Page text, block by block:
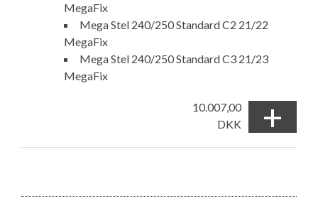
MegaFix
Mega Stel 240/250 Standard C2 21/22
MegaFix
Mega Stel 240/250 Standard C3 21/23
MegaFix
10.007,00
DKK
+